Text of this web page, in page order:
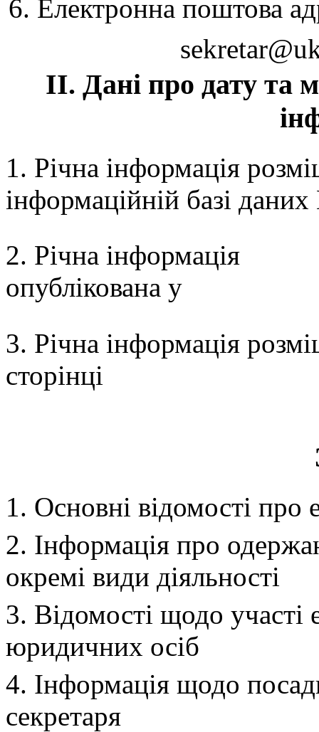
6. Електронна поштова
II. Дані про дату та
1. Річна інформація
інформаційній базі даних
2. Річна інформація
опублікована у
3. Річна інформація
сторінці
1. Основні відомості про
2. Інформація про
окремі види діяльності
3. Відомості щодо участі
юридичних осіб
4. Інформація щодо
секретаря